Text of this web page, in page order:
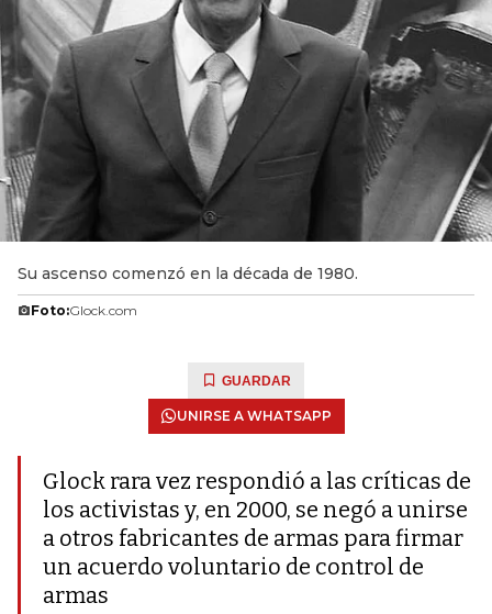
Su ascenso comenzó en la década de 1980.
Foto:Glock.com
GUARDAR
UNIRSE A WHATSAPP
Glock rara vez respondió a las críticas de
los activistas y, en 2000, se negó a unirse
a otros fabricantes de armas para firmar
un acuerdo voluntario de control de
armas